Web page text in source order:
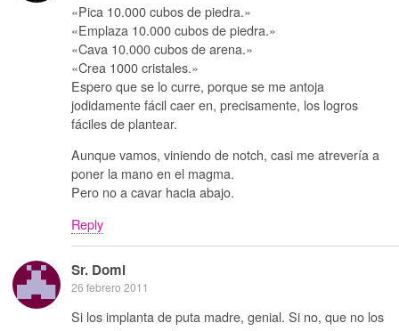
«Pica 10.000 cubos de piedra.»
«Emplaza 10.000 cubos de piedra.»
«Cava 10.000 cubos de arena.»
«Crea 1000 cristales.»
Espero que se lo curre, porque se me antoja
jodidamente fácil caer en, precisamente, los logros
fáciles de plantear.
Aunque vamos, viniendo de notch, casi me atrevería a
poner la mano en el magma.
Pero no a cavar hacia abajo.
Reply
Sr. Domi
26 febrero 2011
Si los implanta de puta madre, genial. Si no, que no los